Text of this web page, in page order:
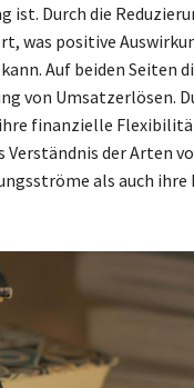
Durch die
was positive
Auf beiden Seiten
von Umsatzerlösen.
finanzielle
der Arten
als auch